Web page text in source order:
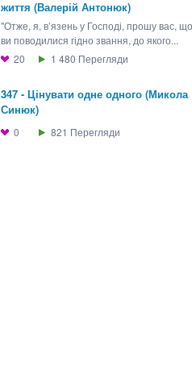
життя (Валерій Антонюк)
"Отже, я, в’язень у Господі, прошу вас,
ви поводилися гідно звання, до якого...
20
1 480 Перегляди
347 - Цінувати одне одного (Микола
Синюк)
0 821 Перегляди